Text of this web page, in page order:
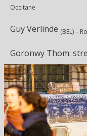
Occitane
Guy Verlinde (BEL) –
Goronwy Thom: